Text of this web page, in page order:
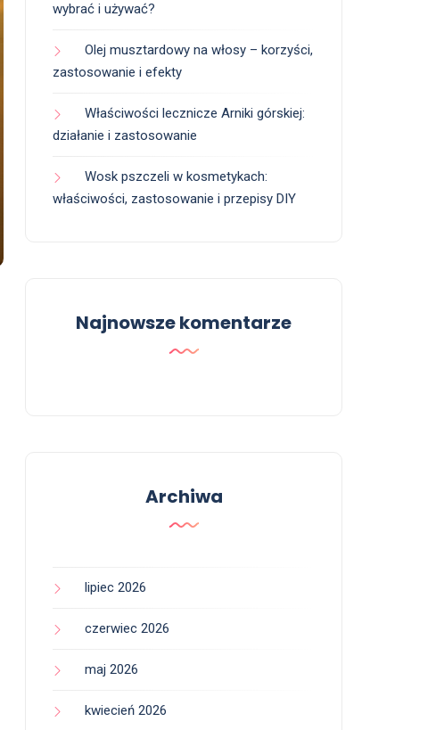
wybrać i używać?
Olej musztardowy na włosy – korzyści,
zastosowanie i efekty
Właściwości lecznicze Arniki górskiej:
działanie i zastosowanie
Wosk pszczeli w kosmetykach:
właściwości, zastosowanie i przepisy DIY
Najnowsze komentarze
Archiwa
lipiec 2026
czerwiec 2026
maj 2026
kwiecień 2026